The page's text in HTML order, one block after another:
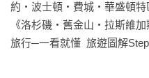
華盛頓特區 Washington, D.C.
國家廣場與國會山莊
華盛頓特區市中心 Downtown
約‧波士頓‧費城‧華盛頓特
《洛杉磯‧舊金山‧拉斯維加
旅行─一看就懂  旅遊圖解